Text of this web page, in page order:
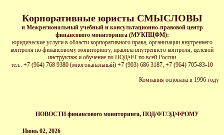
Корпоративные юристы СМЫСЛОВЫ
и Межрегиональный учебный и консультационно-правовой центр
финансового мониторинга (МУКПЦФМ):
юридические услуги в области корпоративного права, организации внутреннего
контроля по финансовому мониторингу, правила внутреннего контроля, целевой
инструктаж и обучение по ПОД/ФТ по всей России
тел.: +7 (964) 768 9380 (многоканальный) +7 (903) 686 3187; +7 (964) 705-83-10
Компания основана в 1996 году
НОВОСТИ финансового мониторинга, ПОД/ФТ/ЭД/ФРОМУ
Июнь 02, 2026